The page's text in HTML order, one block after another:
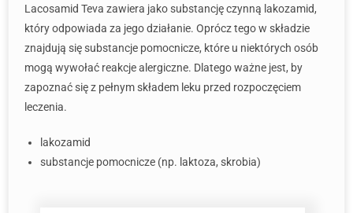
Lacosamid Teva zawiera jako substancję czynną lakozamid,
który odpowiada za jego działanie. Oprócz tego w składzie
znajdują się substancje pomocnicze, które u niektórych osób
mogą wywołać reakcje alergiczne. Dlatego ważne jest, by
zapoznać się z pełnym składem leku przed rozpoczęciem
leczenia.
lakozamid
substancje pomocnicze (np. laktoza, skrobia)